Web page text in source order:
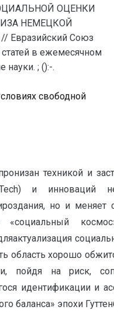
ОЦЕНКИ
НЕМЕЦКОЙ
Евразийский Союз
в ежемесячном
науки. ; ():-.
свободной
техникой и
Tech) и инноваций
но и меняет
«социальный
область хорошо
пойдя на риск,
идентификации и
баланса» эпохи